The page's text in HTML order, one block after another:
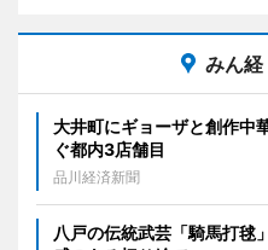
みん経
大井町にギョーザと創作
ぐ都内3店舗目
品川経済新聞
八戸の伝統武芸「騎馬打